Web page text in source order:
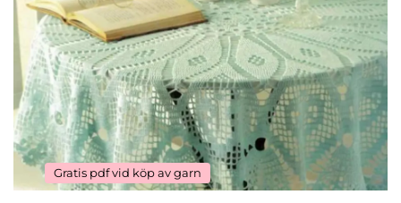
Gratis pdf vid köp av garn